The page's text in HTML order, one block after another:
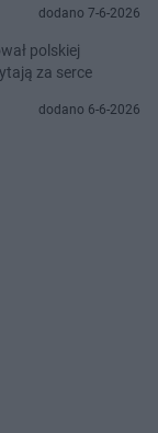
dodano 7-6-2026
polskiej
za serce
dodano 6-6-2026